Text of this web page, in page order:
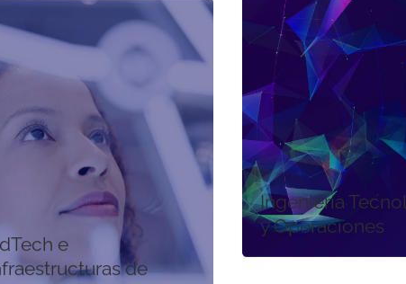
e
de
Ingeniería
y Operaciones